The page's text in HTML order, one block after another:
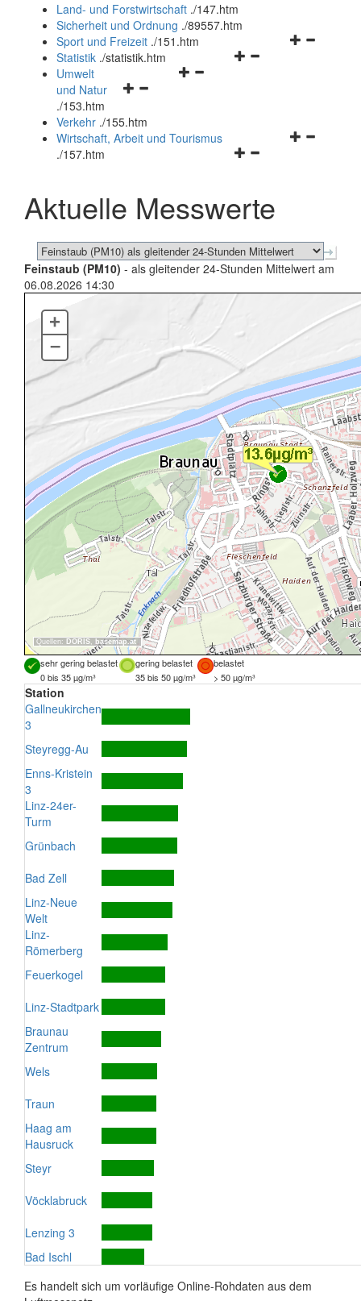
und
schließen
Land- und Forstwirtschaft ./147.htm
Sicherheit und Ordnung ./89557.htm
Navigationsmenü
Sport und Freizeit ./151.htm
Navigationsmenü
Statistik ./statistik.htm
Navigationsmenü
und
schließen
Umwelt
und Natur
./153.htm
Verkehr ./155.htm
Navigationsmenü
schließen
Wirtschaft, Arbeit und Tourismus
./157.htm
Aktuelle Messwerte
Feinstaub (PM10) - als gleitender 24-Stunden Mittelwert am
06.08.2026 14:30
Quellen: DORIS, basemap.at
+
–
sehr gering belastet gering belastet
belastet
0 bis 35 µg/m³
35 bis 50 µg/m³ > 50 µg/m³
Station
Gallneukirchen
3
Steyregg-Au
Enns-Kristein
3
Linz-24er-
Turm
Grünbach
Bad Zell
Linz-Neue
Welt
Linz-
Römerberg
Feuerkogel
Linz-Stadtpark
Braunau
Zentrum
Wels
Traun
Haag am
Hausruck
Steyr
Vöcklabruck
Lenzing 3
Bad Ischl
Es handelt sich um vorläufige Online-Rohdaten aus dem